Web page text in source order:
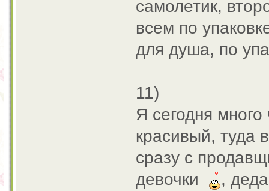
самолетик,
всем по
для душа, по
11)
Я сегодня
красивый, туда
сразу с
девочки
,